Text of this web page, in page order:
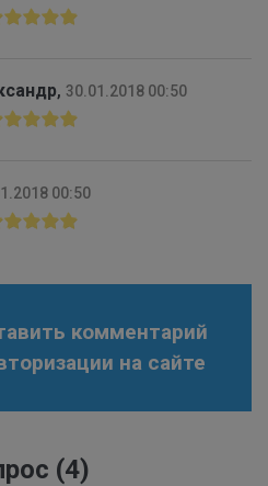
, 30.01.2018 00:50
00:50
комментарий
на сайте
(4)